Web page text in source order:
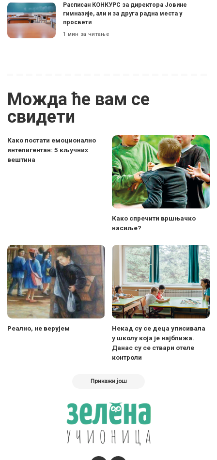
Расписан КОНКУРС за директора Јовине
гимназије, али и за друга радна места у
просвети
1 мин за читање
Можда ће вам се
свидети
Како постати емоционално
интелигентан: 5 кључних
вештина
Како спречити вршњачко
насиље?
Реално, не верујем
Некад су се деца уписивала
у школу која је најближа.
Данас су се ствари отеле
контроли
Прикажи још